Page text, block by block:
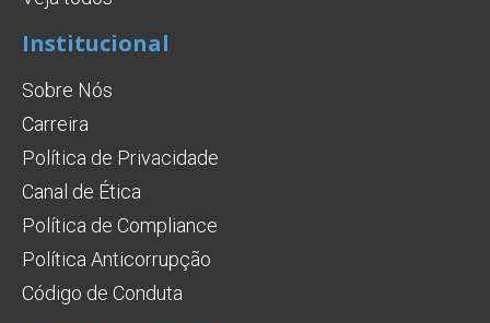
Institucional
Sobre Nós
Carreira
Política de Privacidade
Canal de Ética
Política de Compliance
Política Anticorrupção
Código de Conduta